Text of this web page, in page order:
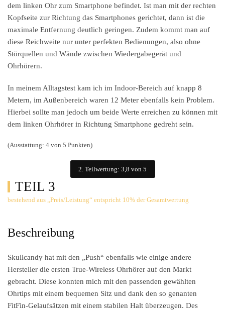
dem linken Ohr zum Smartphone befindet. Ist man mit der rechten
Kopfseite zur Richtung das Smartphones gerichtet, dann ist die
maximale Entfernung deutlich geringen. Zudem kommt man auf
diese Reichweite nur unter perfekten Bedienungen, also ohne
Störquellen und Wände zwischen Wiedergabegerät und
Ohrhörern.
In meinem Alltagstest kam ich im Indoor-Bereich auf knapp 8
Metern, im Außenbereich waren 12 Meter ebenfalls kein Problem.
Hierbei sollte man jedoch um beide Werte erreichen zu können mit
dem linken Ohrhörer in Richtung Smartphone gedreht sein.
(Ausstattung: 4 von 5 Punkten)
2. Teilwertung: 3,8 von 5
TEIL 3
bestehend aus „Preis/Leistung“ entspricht 10% der Gesamtwertung
Beschreibung
Skullcandy hat mit den „Push“ ebenfalls wie einige andere
Hersteller die ersten True-Wireless Ohrhörer auf den Markt
gebracht. Diese konnten mich mit den passenden gewählten
Ohrtips mit einem bequemen Sitz und dank den so genanten
FitFin-Gelaufsätzen mit einem stabilen Halt überzeugen. Des